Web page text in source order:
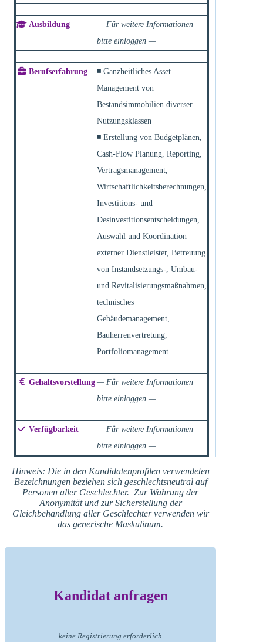
Ausbildung
— Für weitere Informationen
bitte einloggen —
Berufserfahrung
◾ Ganzheitliches Asset
Management von
Bestandsimmobilien diverser
Nutzungsklassen
◾ Erstellung von Budgetplänen,
Cash-Flow Planung, Reporting,
Vertragsmanagement,
Wirtschaftlichkeitsberechnungen,
Investitions- und
Desinvestitionsentscheidungen,
Auswahl und Koordination
externer Dienstleister, Betreuung
von Instandsetzungs-, Umbau-
und Revitalisierungsmaßnahmen,
technisches
Gebäudemanagement,
Bauherrenvertretung,
Portfoliomanagement
Gehaltsvorstellung — Für weitere Informationen
bitte einloggen —
Verfügbarkeit
— Für weitere Informationen
bitte einloggen —
Hinweis: Die in den Kandidatenprofilen verwendeten
Bezeichnungen beziehen sich geschlechtsneutral auf
Personen aller Geschlechter. Zur Wahrung der
Anonymität und zur Sicherstellung der
Gleichbehandlung aller Geschlechter verwenden wir
das generische Maskulinum.
Kandidat anfragen
keine Registrierung erforderlich